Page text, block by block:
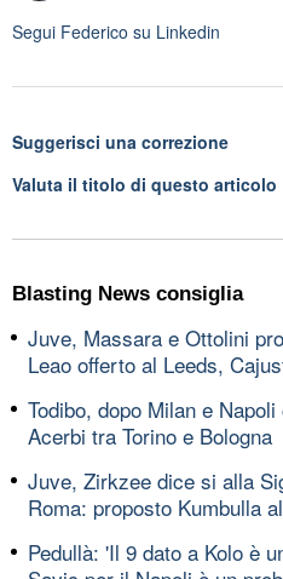
Segui Federico su Linkedin
Suggerisci una correzione
Valuta il titolo di questo articolo
Blasting News consiglia
Juve, Massara e Ottolini
Leao offerto al Leeds,
Todibo, dopo Milan e
Acerbi tra Torino e Bologna
Juve, Zirkzee dice si alla
Roma: proposto Kumbulla
Pedullà: 'Il 9 dato a Kolo è